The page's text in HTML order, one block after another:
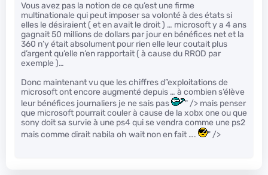
Vous avez pas la notion de ce qu’est une firme
multinationale qui peut imposer sa volonté à des états si
elles le désiraient ( et en avait le droit ) … microsoft y a 4 ans
gagnait 50 millions de dollars par jour en bénéfices net et la
360 n’y était absolument pour rien elle leur coutait plus
d’argent qu’elle n’en rapportait ( à cause du RROD par
exemple )…
Donc maintenant vu que les chiffres d”exploitations de
microsoft ont encore augmenté depuis … à combien s’élève
leur bénéfices journaliers je ne sais pas
" /> mais penser
que microsoft pourrait couler à cause de la xobx one ou que
sony doit sa survie à une ps4 qui se vendra comme une ps2
mais comme dirait nabila oh wait non en fait ….
" />